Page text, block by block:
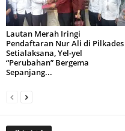
Lautan Merah Iringi
Pendaftaran Nur Ali di Pilkades
Setialaksana, Yel-yel
“Perubahan” Bergema
Sepanjang...